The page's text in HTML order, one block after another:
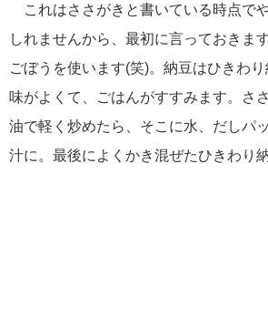
これはささがきと書いている時点で
しれませんから、最初に言っておきま
ごぼうを使います(笑)。納豆はひきわ
味がよくて、ごはんがすすみます。さ
油で軽く炒めたら、そこに水、だしパ
汁に。最後によくかき混ぜたひきわり